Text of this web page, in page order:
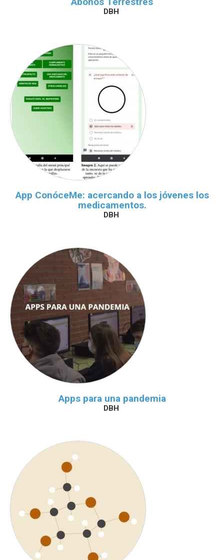
DBH
App ConóceMe: acercando a los jóvenes los
medicamentos.
DBH
Apps para una pandemia
DBH